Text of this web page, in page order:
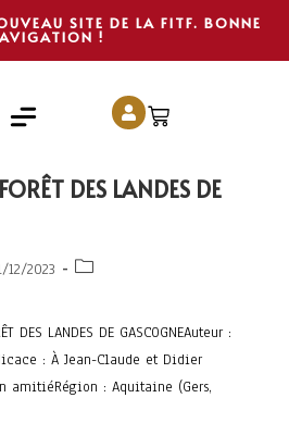
SITE DE LA FITF. BONNE
!
DES LANDES DE
12/2023
DES LANDES DE GASCOGNEAuteur :
: À Jean-Claude et Didier
amitiéRégion : Aquitaine (Gers,